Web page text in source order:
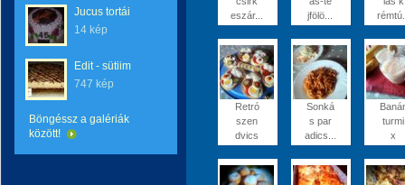
Jucus tortái
14 kép
Edit - sütiim
747 kép
Böngéssz a galériák
között!
eszár...
jfölö...
Retró
szen
dvics
Sonká
s par
adics...
turmi
x